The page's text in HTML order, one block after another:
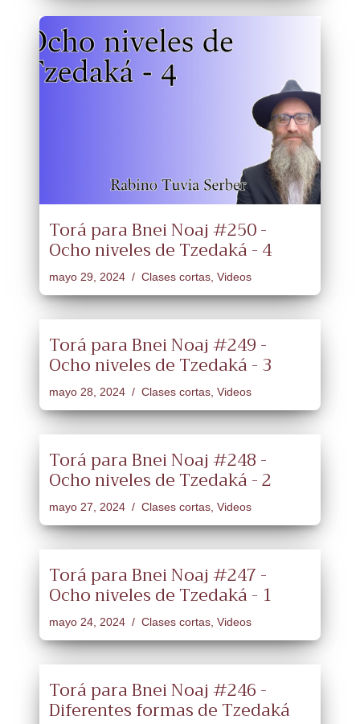
Torá para Bnei Noaj #250 -
Ocho niveles de Tzedaká - 4
mayo 29, 2024 Clases cortas Videos
Torá para Bnei Noaj #249 -
Ocho niveles de Tzedaká - 3
mayo 28, 2024 Clases cortas Videos
Torá para Bnei Noaj #248 -
Ocho niveles de Tzedaká - 2
mayo 27, 2024 Clases cortas Videos
Torá para Bnei Noaj #247 -
Ocho niveles de Tzedaká - 1
mayo 24, 2024 Clases cortas Videos
Torá para Bnei Noaj #246 -
Diferentes formas de Tzedaká